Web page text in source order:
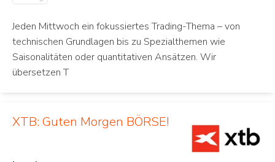
Jeden Mittwoch ein fokussiertes Trading-Thema – von
technischen Grundlagen bis zu Spezialthemen wie
Saisonalitäten oder quantitativen Ansätzen. Wir
übersetzen T
XTB: Guten Morgen BÖRSE!